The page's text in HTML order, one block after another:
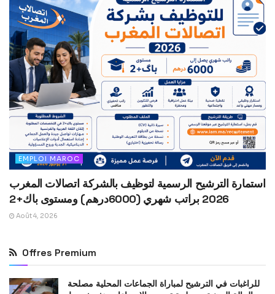
EMPLOI MAROC
استمارة الترشيح الرسمية لتوظيف بالشركة اتصالات المغرب
2026 براتب شهري (6000درهم) ومستوى باك+2
Août 4, 2026
Offres Premium
للراغبات في الترشيح لمباراة الجماعات المحلية مصلحة